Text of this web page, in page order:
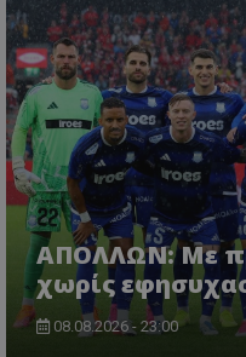
ΑΠΟΛΛΩΝ: Με
χωρίς
08.08.2026 - 23:00